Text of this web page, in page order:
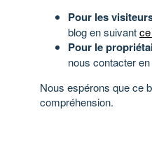
Pour les
blog en suivant
Pour le
nous contacter
Nous espérons que ce
compréhension.